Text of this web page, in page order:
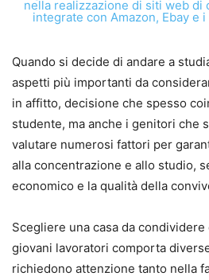
Quando si decide di andare a
aspetti più importanti da
in affitto, decisione che spesso
studente, ma anche i genitori che
valutare numerosi fattori per
alla concentrazione e allo studio,
economico e la qualità della
Scegliere una casa da
giovani lavoratori comporta
richiedono attenzione tanto nella